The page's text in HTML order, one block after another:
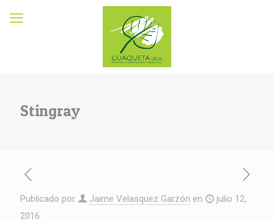
Stingray
Publicado por Jaime Velasquez Garzón en
julio 12,
2016